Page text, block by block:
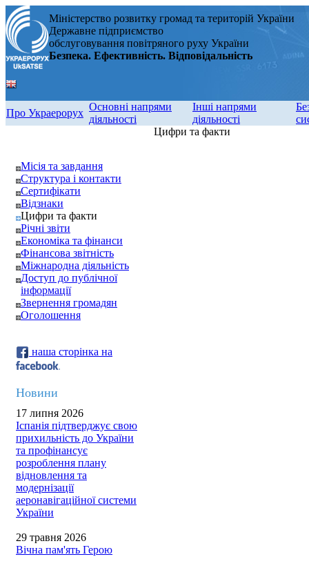
Міністерство розвитку громад та територій України
Державне підприємство
обслуговування повітряного руху України
Безпека. Ефективність. Відповідальність
Про Украерорух
Основні напрями
діяльності
Інші напрями
діяльності
Місія та завдання
Структура і контакти
Сертифікати
Відзнаки
Цифри та факти
Річні звіти
Економіка та фінанси
Фінансова звітність
Міжнародна діяльність
Доступ до публічної
інформації
Звернення громадян
Оголошення
наша сторінка на
Новини
17 липня 2026
Іспанія підтверджує свою
прихильність до України
та профінансує
розроблення плану
відновлення та
модернізації
аеронавігаційної системи
України
29 травня 2026
Вічна пам'ять Герою
Цифри та факти